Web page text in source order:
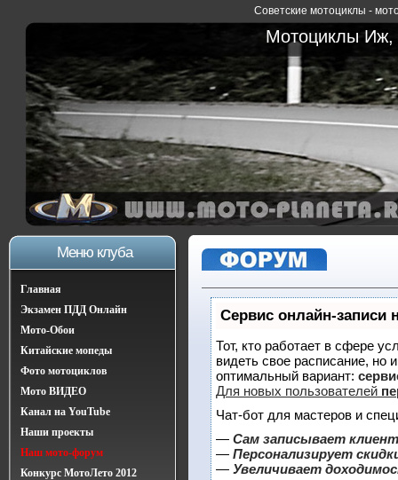
Советские мотоциклы -
Мотоциклы Иж,
Меню клуба
Главная
Экзамен ПДД Онлайн
Мото-Обои
Китайские мопеды
Фото мотоциклов
Мото ВИДЕО
Канал на YouTube
Наши проекты
Наш мото-форум
Конкурс МотоЛето 2012
Сервис онлайн-записи
Тот, кто работает в сфере
видеть свое расписание,
оптимальный вариант:
Для новых пользователей
Чат-бот для мастеров и
— Сам записывает
— Персонализирует
— Увеличивает